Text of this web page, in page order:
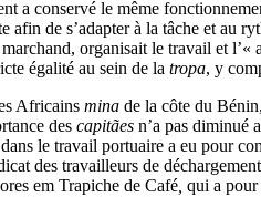
a conservé le même
afin de s’adapter à la tâche et au
organisait le travail et
égalité au sein de la tropa, y
Africains mina de la côte du
des capitães n’a pas diminué
le travail portuaire a eu pour
des travailleurs de
em Trapiche de Café qui a